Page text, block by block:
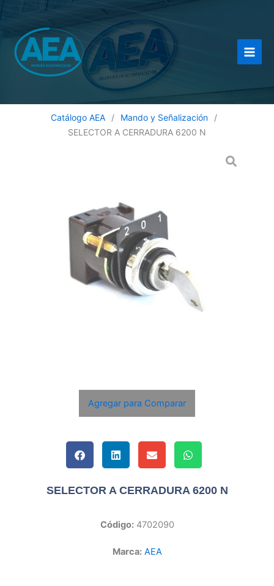
al
contenido
Catálogo AEA / Mando y Señalización
/
SELECTOR A CERRADURA 6200 N
Agregar para Comparar
SELECTOR A CERRADURA 6200 N
Código:4702090
Marca: AEA